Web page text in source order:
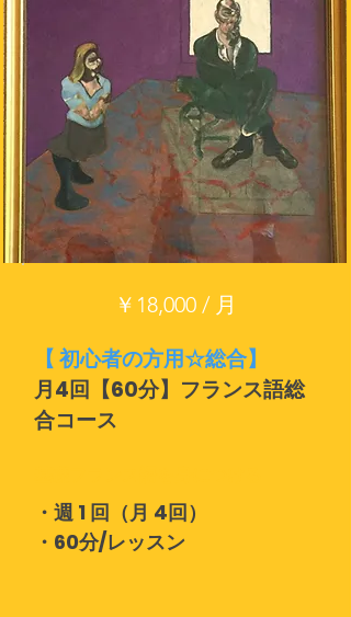
￥18,000 / 月
【 初心者の方用☆総合】
月4回【60分】フランス語総
合コース
・週 1 回（月 4回）
・60分/レッスン